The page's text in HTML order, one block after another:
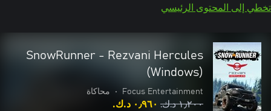
تخطي إلى المحتوى الرئيسي
SnowRunner - Rezvani Hercules
(Windows)
Focus Entertainment
• محاكاة
١٫٢٠٠ د.ك.‏ ٠٫٩٦٠ د.ك.‏